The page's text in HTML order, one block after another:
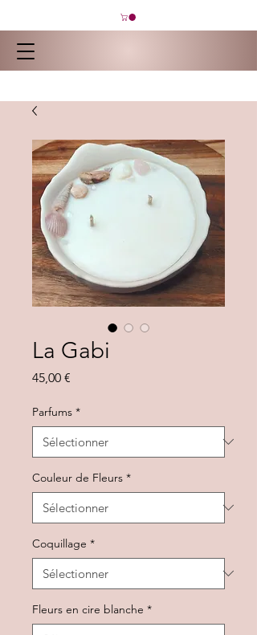
La Gabi
45,00 €
Parfums *
Couleur de Fleurs *
Coquillage *
Fleurs en cire blanche *